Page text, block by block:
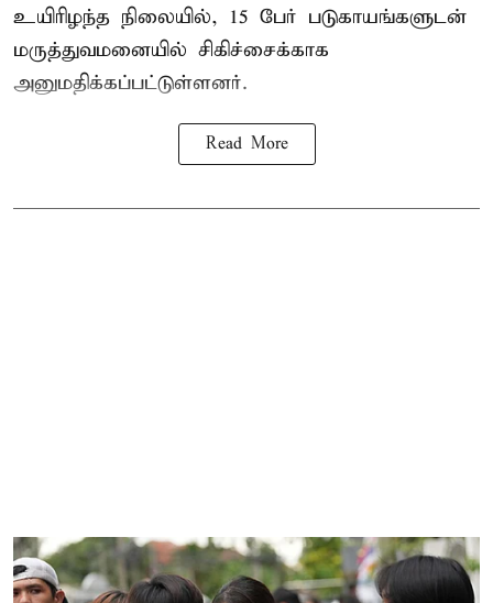
உயிரிழந்த நிலையில், 15 பேர் படுகாயங்களுடன்
மருத்துவமனையில் சிகிச்சைக்காக
அனுமதிக்கப்பட்டுள்ளனர்.
Read More